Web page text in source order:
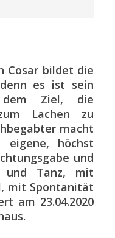
Cosar bildet die
es ist sein
dem Ziel, die
Lachen zu
macht
höchst
und
und Tanz, mit
mit Spontanität
am 23.04.2020